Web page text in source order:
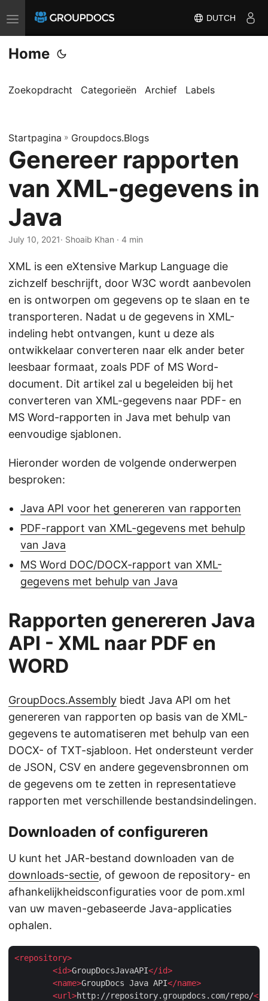
T
o
g
l
a
v
i
g
t
i
n
DUTCH
Home
Zoekopdracht Categorieën Archief Labels
Startpagina » Groupdocs.Blogs
Genereer rapporten
van XML-gegevens in
Java
July 10, 2021· Shoaib Khan · 4 min
XML is een eXtensive Markup Language die
zichzelf beschrijft, door W3C wordt aanbevolen
en is ontworpen om gegevens op te slaan en te
transporteren. Nadat u de gegevens in XML-
indeling hebt ontvangen, kunt u deze als
ontwikkelaar converteren naar elk ander beter
leesbaar formaat, zoals PDF of MS Word-
document. Dit artikel zal u begeleiden bij het
converteren van XML-gegevens naar PDF- en
MS Word-rapporten in Java met behulp van
eenvoudige sjablonen.
Hieronder worden de volgende onderwerpen
besproken:
Java API voor het genereren van rapporten
PDF-rapport van XML-gegevens met behulp
van Java
MS Word DOC/DOCX-rapport van XML-
gegevens met behulp van Java
Rapporten genereren Java
API - XML naar PDF en
WORD
GroupDocs.Assembly biedt Java API om het
genereren van rapporten op basis van de XML-
gegevens te automatiseren met behulp van een
DOCX- of TXT-sjabloon. Het ondersteunt verder
de JSON, CSV en andere gegevensbronnen om
de gegevens om te zetten in representatieve
rapporten met verschillende bestandsindelingen.
Downloaden of configureren
U kunt het JAR-bestand downloaden van de
downloads-sectie, of gewoon de repository- en
afhankelijkheidsconfiguraties voor de pom.xml
van uw maven-gebaseerde Java-applicaties
ophalen.
<repository>
<id>GroupDocsJavaAPI</id>
<name>GroupDocs Java API</name>
<url>http://repository.groupdocs.com/repo/</